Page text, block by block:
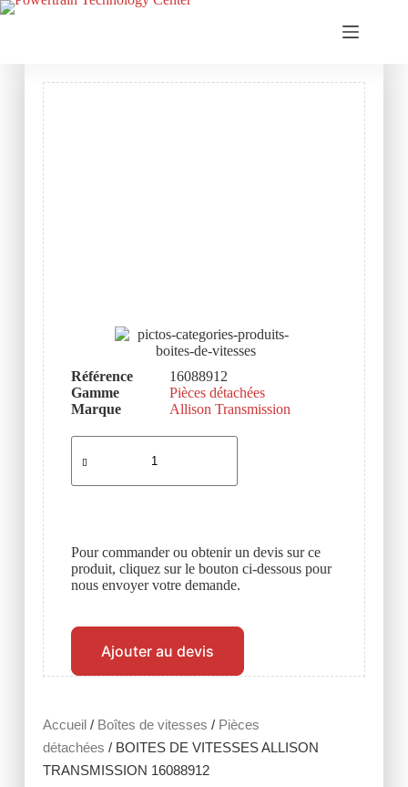
Accueil/ Boîtes de vitesses / Pièces
détachées / BOITES DE VITESSES ALLISON
TRANSMISSION 16088912
Référence
16088912
Gamme
Pièces détachées
Marque
Allison Transmission
Pour commander ou obtenir un devis sur ce
produit, cliquez sur le bouton ci-dessous pour
nous envoyer votre demande.
Ajouter au devis